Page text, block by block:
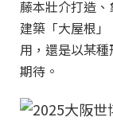
藤本壯介打造
建築「大屋根
用，還是以某
期待。